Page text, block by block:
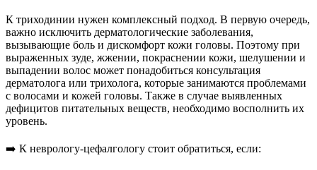
К триходинии нужен комплексный подход. В первую очередь,
важно исключить дерматологические заболевания,
вызывающие боль и дискомфорт кожи головы. Поэтому при
выраженных зуде, жжении, покраснении кожи, шелушении и
выпадении волос может понадобиться консультация
дерматолога или трихолога, которые занимаются проблемами
с волосами и кожей головы. Также в случае выявленных
дефицитов питательных веществ, необходимо восполнить их
уровень.
➡️ К неврологу-цефалгологу стоит обратиться, если: